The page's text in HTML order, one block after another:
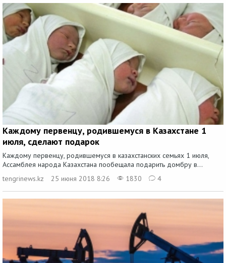
Каждому первенцу, родившемуся в Казахстане 1
июля, сделают подарок
Каждому первенцу, родившемуся в казахстанских семьях 1 июля,
Ассамблея народа Казахстана пообещала подарить домбру в...
tengrinews.kz
25 июня 2018 8:26 1830 4